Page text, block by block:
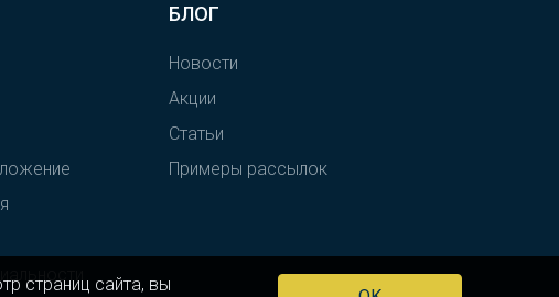
страниц сайта, вы
БЛОГ
Новости
Акции
Статьи
Примеры рассылок